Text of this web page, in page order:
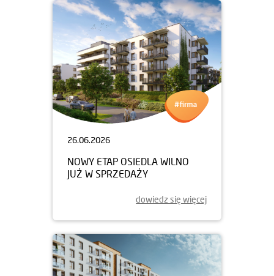
26.06.2026
NOWY ETAP OSIEDLA WILNO
JUŻ W SPRZEDAŻY
dowiedz się więcej